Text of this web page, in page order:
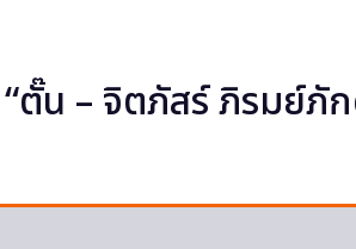
ตั๊น – จิตภัสร์ ภิรมย์ภั